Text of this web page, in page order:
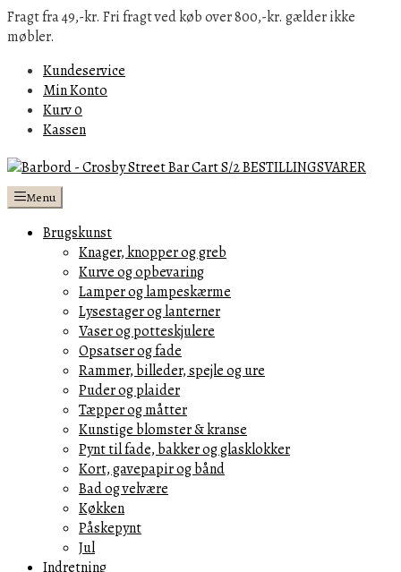
Fragt fra 49,-kr. Fri fragt ved køb over 800,-kr. gælder ikke
møbler.
Kundeservice
Min Konto
Kurv0
Kassen
Menu
Brugskunst
Knager, knopper og greb
Kurve og opbevaring
Lamper og lampeskærme
Lysestager og lanterner
Vaser og potteskjulere
Opsatser og fade
Rammer, billeder, spejle og ure
Puder og plaider
Tæpper og måtter
Kunstige blomster & kranse
Pynt til fade, bakker og glasklokker
Kort, gavepapir og bånd
Bad og velvære
Køkken
Påskepynt
Jul
Indretning